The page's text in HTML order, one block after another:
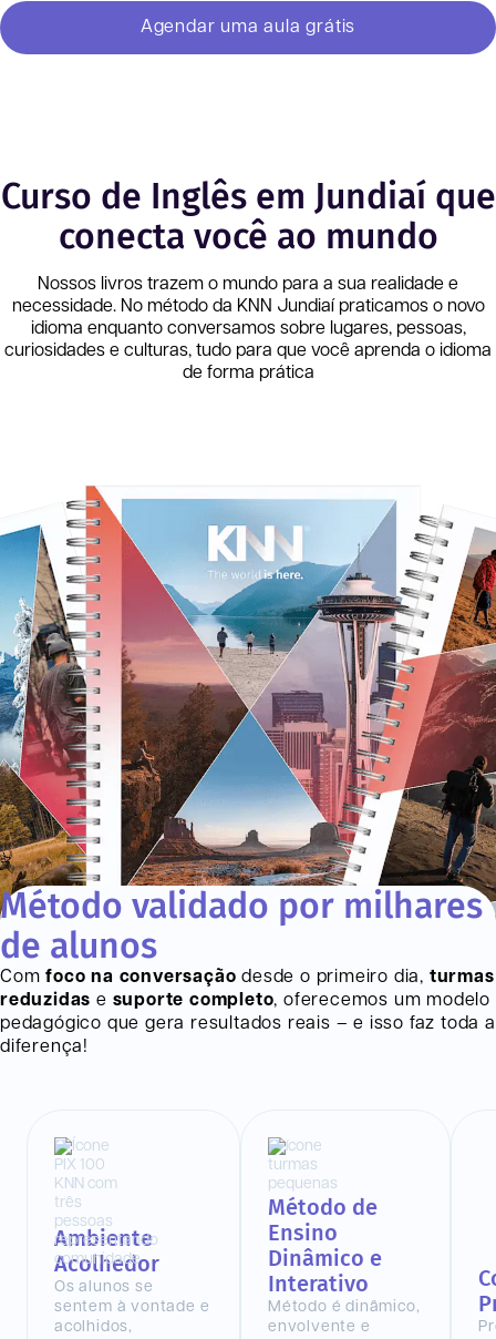
Agendar uma aula grátis
Curso de Inglês em Jundiaí que
conecta você ao mundo
Nossos livros trazem o mundo para a sua realidade e
necessidade. No método da KNN Jundiaí praticamos o novo
idioma enquanto conversamos sobre lugares, pessoas,
curiosidades e culturas, tudo para que você aprenda o idioma
de forma prática
Método validado por milhares
de alunos
Comfoco na conversação desde o primeiro dia, turmas
reduzidas e suporte completo, oferecemos um modelo
pedagógico que gera resultados reais – e isso faz toda a
diferença!
Ambiente
Acolhedor
Os alunos se
sentem à vontade e
acolhidos,
Método de
Ensino
Dinâmico e
Interativo
Método é dinâmico,
envolvente e